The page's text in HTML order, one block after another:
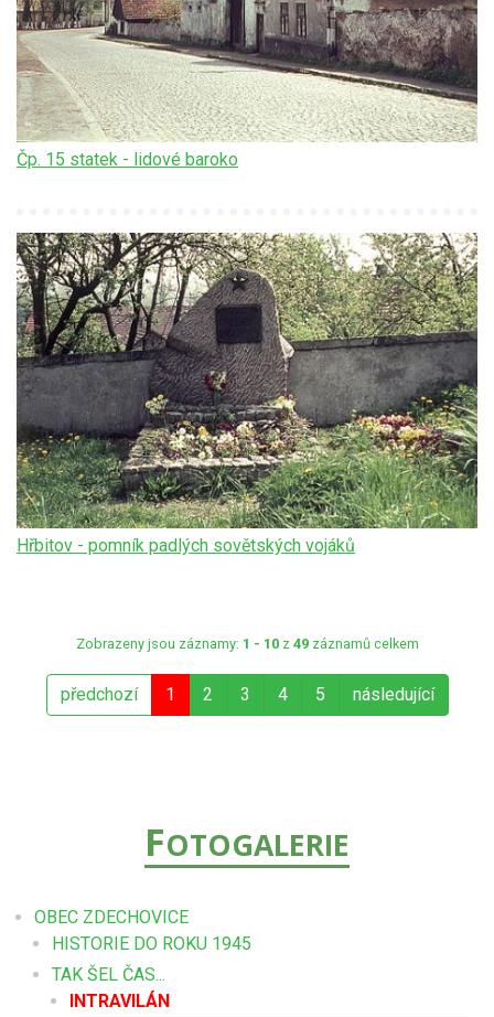
Čp. 15 statek - lidové baroko
Hřbitov - pomník padlých sovětských vojáků
Zobrazeny jsou záznamy: 1 - 10z 49záznamů celkem
předchozí 1 2 3 4 5 následující
FOTOGALERIE
OBEC ZDECHOVICE
HISTORIE DO ROKU 1945
TAK ŠEL ČAS...
INTRAVILÁN